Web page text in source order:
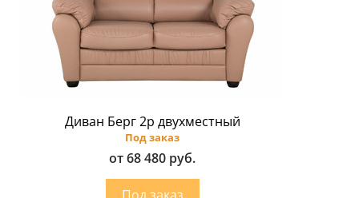
Диван Берг 2р двухместный
Под заказ
от 68 480 руб.